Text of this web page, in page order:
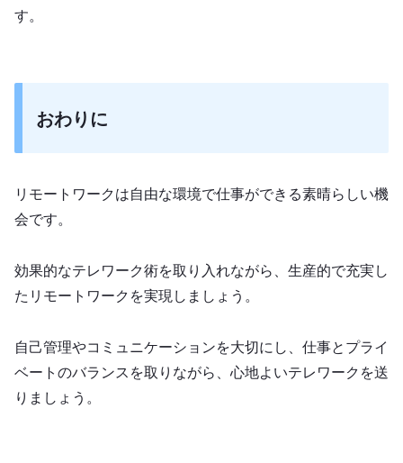
す。
おわりに
リモートワークは自由な環境で仕事ができる素晴らしい機
会です。
効果的なテレワーク術を取り入れながら、生産的で充実し
たリモートワークを実現しましょう。
自己管理やコミュニケーションを大切にし、仕事とプライ
ベートのバランスを取りながら、心地よいテレワークを送
りましょう。